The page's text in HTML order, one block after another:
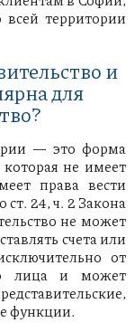
территории
и
для
— это форма
не имеет
права вести
ст. 24, ч. 2 Закона
не может
счета или
от
лица и может
функции.